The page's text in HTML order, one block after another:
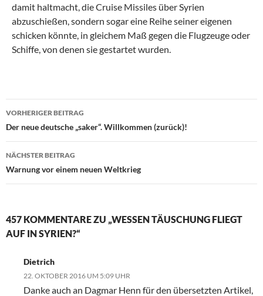
damit haltmacht, die Cruise Missiles über Syrien
abzuschießen, sondern sogar eine Reihe seiner eigenen
schicken könnte, in gleichem Maß gegen die Flugzeuge oder
Schiffe, von denen sie gestartet wurden.
Beitragsnavigation
VORHERIGER BEITRAG
Der neue deutsche „saker“. Willkommen (zurück)!
NÄCHSTER BEITRAG
Warnung vor einem neuen Weltkrieg
457 KOMMENTARE ZU „WESSEN TÄUSCHUNG FLIEGT
AUF IN SYRIEN?“
Dietrich
22. OKTOBER 2016 UM 5:09 UHR
Danke auch an Dagmar Henn für den übersetzten Artikel,